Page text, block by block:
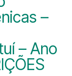
–
– Ano